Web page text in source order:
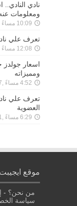
نادي
ومعلومات
10:09 مساءً ,29-08-2019
تعرف علي
12:08 مساءً ,25-08-2019
ومميزاته
4:52 مساءً ,07-07-2019
تعرف علي
العضوية
6:29 مساءً ,01-11-2019
موقع ايجيبت
من نحن؟ -
سياسة